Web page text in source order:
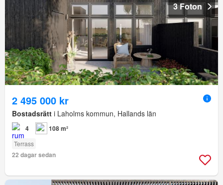
3 Foton
2 495 000 kr
Bostadsrätt i Laholms kommun, Hallands län
4 108 m²
Terrass
22 dagar sedan